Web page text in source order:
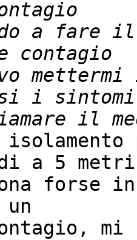
a fare il
a 5 metri
forse
mi